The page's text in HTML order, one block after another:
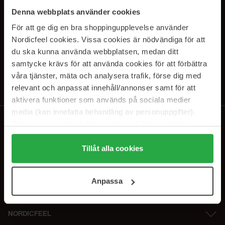
Denna webbplats använder cookies
För att ge dig en bra shoppingupplevelse använder
Nordicfeel cookies. Vissa cookies är nödvändiga för att
du ska kunna använda webbplatsen, medan ditt
samtycke krävs för att använda cookies för att förbättra
våra tjänster, mäta och analysera trafik, förse dig med
relevant och anpassat innehåll/annonser samt för att
aktivera funktioner som används på sociala medier
media (kan innefatta behandling av personuppgifter).
Genom att trycka på "Tillåt alla cookies" accepterar du
alla cookies, medan du under "Detaljer" kan anpassa
användningen av cookies. Du kan när som helst återkalla
samt vår Integritetspolicy.
Tillåt alla cookies
Anpassa
SUBSCRIBE TO OUR
NEWSLETTER
Ved å abonnere godtar du vårpersonvernerklæring. Du kan melde deg
av når som helst.
NORDICFEEL